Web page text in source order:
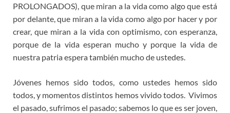
PROLONGADOS), que miran a la vida como algo que está
por delante, que miran a la vida como algo por hacer y por
crear, que miran a la vida con optimismo, con esperanza,
porque de la vida esperan mucho y porque la vida de
nuestra patria espera también mucho de ustedes.
Jóvenes hemos sido todos, como ustedes hemos sido
todos, y momentos distintos hemos vivido todos. Vivimos
el pasado, sufrimos el pasado; sabemos lo que es ser joven,